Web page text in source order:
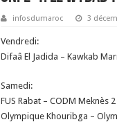
infosdumaroc 3
Vendredi:
Difaâ El Jadida – Kawkab
Samedi:
FUS Rabat – CODM Meknès 2
Olympique Khouribga –